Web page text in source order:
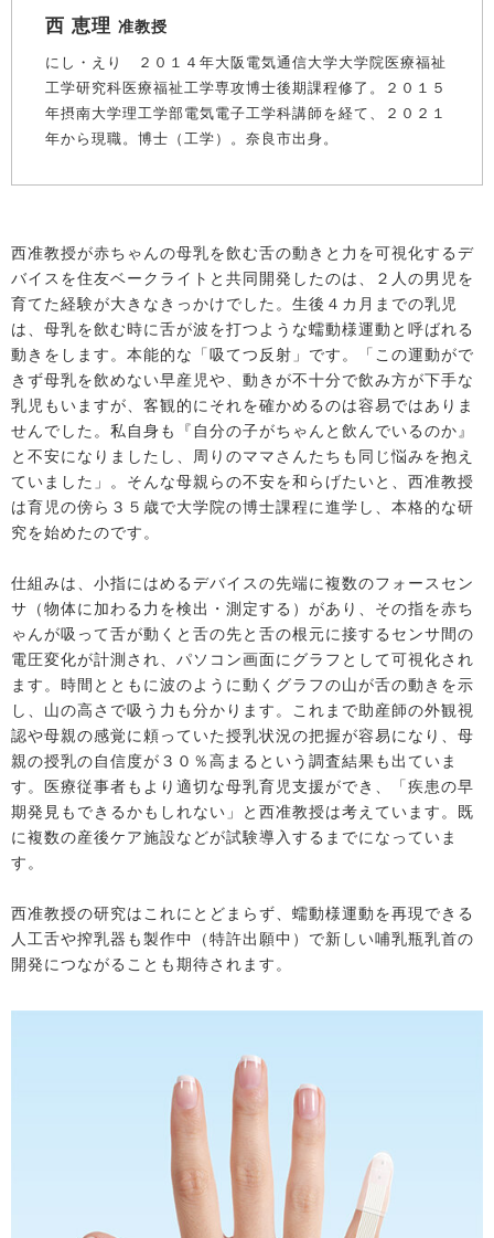
西 恵理 准教授
にし・えり ２０１４年大阪電気通信大学大学院医療福祉
工学研究科医療福祉工学専攻博士後期課程修了。２０１５
年摂南大学理工学部電気電子工学科講師を経て、２０２１
年から現職。博士（工学）。奈良市出身。
西准教授が赤ちゃんの母乳を飲む舌の動きと力を可視化するデ
バイスを住友ベークライトと共同開発したのは、２人の男児を
育てた経験が大きなきっかけでした。生後４カ月までの乳児
は、母乳を飲む時に舌が波を打つような蠕動様運動と呼ばれる
動きをします。本能的な「吸てつ反射」です。「この運動がで
きず母乳を飲めない早産児や、動きが不十分で飲み方が下手な
乳児もいますが、客観的にそれを確かめるのは容易ではありま
せんでした。私自身も『自分の子がちゃんと飲んでいるのか』
と不安になりましたし、周りのママさんたちも同じ悩みを抱え
ていました」。そんな母親らの不安を和らげたいと、西准教授
は育児の傍ら３５歳で大学院の博士課程に進学し、本格的な研
究を始めたのです。
仕組みは、小指にはめるデバイスの先端に複数のフォースセン
サ（物体に加わる力を検出・測定する）があり、その指を赤ち
ゃんが吸って舌が動くと舌の先と舌の根元に接するセンサ間の
電圧変化が計測され、パソコン画面にグラフとして可視化され
ます。時間とともに波のように動くグラフの山が舌の動きを示
し、山の高さで吸う力も分かります。これまで助産師の外観視
認や母親の感覚に頼っていた授乳状況の把握が容易になり、母
親の授乳の自信度が３０％高まるという調査結果も出ていま
す。医療従事者もより適切な母乳育児支援ができ、「疾患の早
期発見もできるかもしれない」と西准教授は考えています。既
に複数の産後ケア施設などが試験導入するまでになっていま
す。
西准教授の研究はこれにとどまらず、蠕動様運動を再現できる
人工舌や搾乳器も製作中（特許出願中）で新しい哺乳瓶乳首の
開発につながることも期待されます。